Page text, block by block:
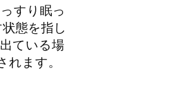
すり眠っ
態を指し
ている場
ます。